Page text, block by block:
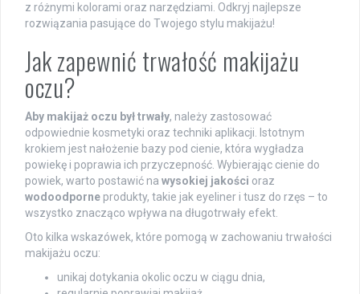
z różnymi kolorami oraz narzędziami. Odkryj najlepsze
rozwiązania pasujące do Twojego stylu makijażu!
Jak zapewnić trwałość makijażu
oczu?
Aby makijaż oczu był trwały, należy zastosować
odpowiednie kosmetyki oraz techniki aplikacji. Istotnym
krokiem jest nałożenie bazy pod cienie, która wygładza
powiekę i poprawia ich przyczepność. Wybierając cienie do
powiek, warto postawić na wysokiej jakości oraz
wodoodporne produkty, takie jak eyeliner i tusz do rzęs – to
wszystko znacząco wpływa na długotrwały efekt.
Oto kilka wskazówek, które pomogą w zachowaniu trwałości
makijażu oczu:
unikaj dotykania okolic oczu w ciągu dnia,